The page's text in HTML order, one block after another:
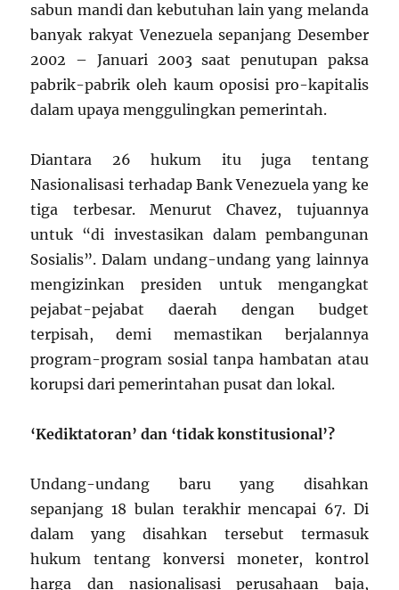
sabun mandi dan kebutuhan lain yang melanda
banyak rakyat Venezuela sepanjang Desember
2002 – Januari 2003 saat penutupan paksa
pabrik-pabrik oleh kaum oposisi pro-kapitalis
dalam upaya menggulingkan pemerintah.
Diantara 26 hukum itu juga tentang
Nasionalisasi terhadap Bank Venezuela yang ke
tiga terbesar. Menurut Chavez, tujuannya
untuk “di investasikan dalam pembangunan
Sosialis”. Dalam undang-undang yang lainnya
mengizinkan presiden untuk mengangkat
pejabat-pejabat daerah dengan budget
terpisah, demi memastikan berjalannya
program-program sosial tanpa hambatan atau
korupsi dari pemerintahan pusat dan lokal.
‘Kediktatoran’ dan ‘tidak konstitusional’?
Undang-undang baru yang disahkan
sepanjang 18 bulan terakhir mencapai 67. Di
dalam yang disahkan tersebut termasuk
hukum tentang konversi moneter, kontrol
harga dan nasionalisasi perusahaan baja,